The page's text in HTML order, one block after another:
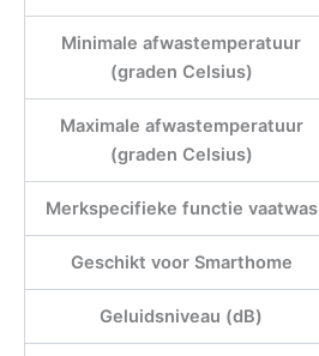
Minimale afwastemperatuur
(graden Celsius)
Maximale afwastemperatuur
(graden Celsius)
Merkspecifieke functie vaatwas
Geschikt voor Smarthome
Geluidsniveau (dB)